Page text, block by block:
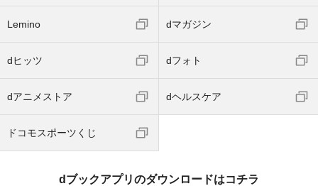
Lemino dマガジン
dヒッツ dフォト
dアニメストア dヘルスケア
ドコモスポーツくじ
dブックアプリのダウンロードはコチラ